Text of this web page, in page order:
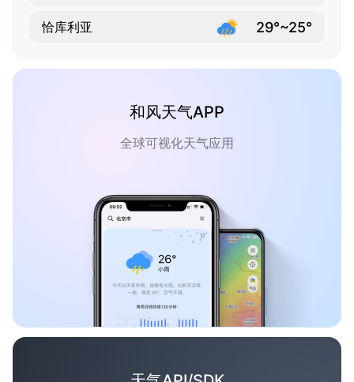
恰库利亚 29°~25°
和风天气APP
全球可视化天气应用